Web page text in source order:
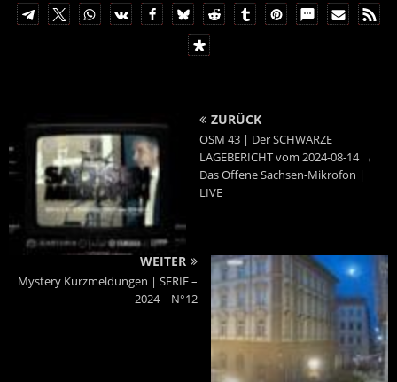
ZURÜCK
OSM 43 | Der SCHWARZE
LAGEBERICHT vom 2024-08-14 →
Das Offene Sachsen-Mikrofon |
LIVE
WEITER
Mystery Kurzmeldungen | SERIE –
2024 – N°12